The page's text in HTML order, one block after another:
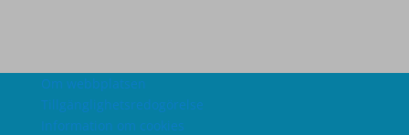
Om webbplatsen
Tillgänglighetsredogörelse
Information om cookies